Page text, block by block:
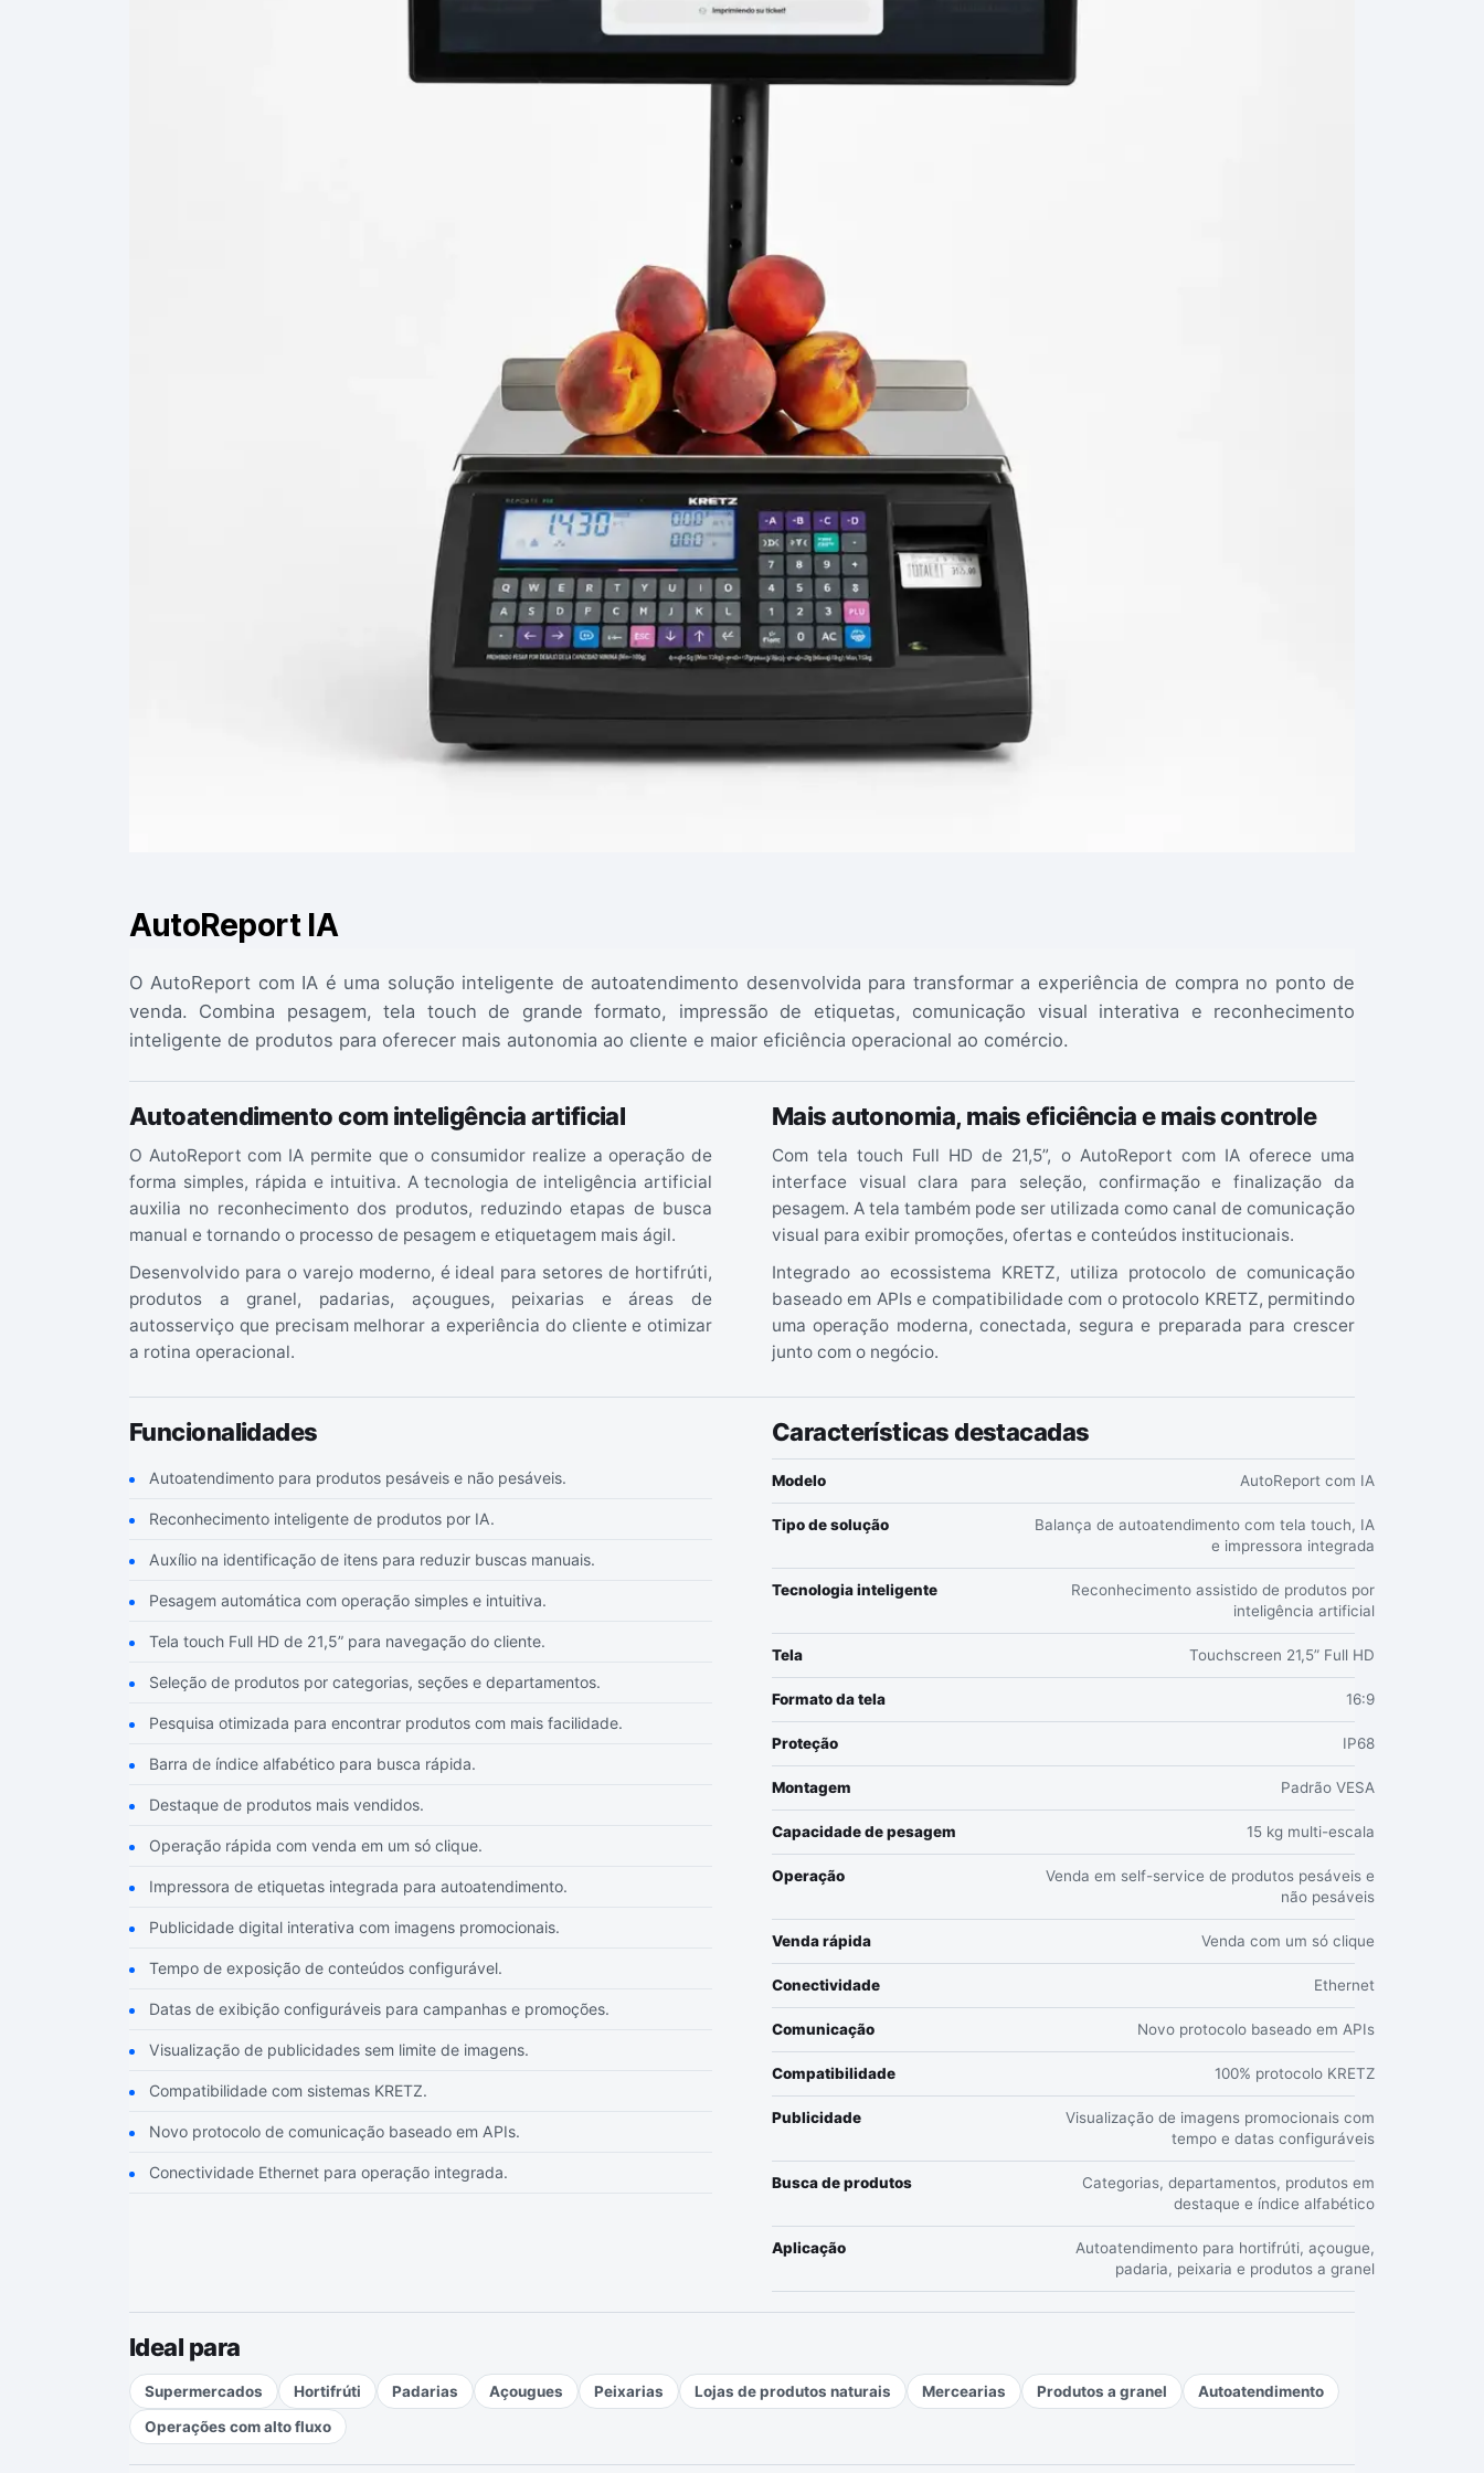
AutoReport IA
O AutoReport com IA é uma solução inteligente de autoatendimento desenvolvida para transformar a experiência de compra no ponto de
venda. Combina pesagem, tela touch de grande formato, impressão de etiquetas, comunicação visual interativa e reconhecimento
inteligente de produtos para oferecer mais autonomia ao cliente e maior eficiência operacional ao comércio.
Autoatendimento com inteligência artificial
O AutoReport com IA permite que o consumidor realize a operação de
forma simples, rápida e intuitiva. A tecnologia de inteligência artificial
auxilia no reconhecimento dos produtos, reduzindo etapas de busca
manual e tornando o processo de pesagem e etiquetagem mais ágil.
Desenvolvido para o varejo moderno, é ideal para setores de hortifrúti,
produtos a granel, padarias, açougues, peixarias e áreas de
autosserviço que precisam melhorar a experiência do cliente e otimizar
a rotina operacional.
Mais autonomia, mais eficiência e mais controle
Com tela touch Full HD de 21,5”, o AutoReport com IA oferece uma
interface visual clara para seleção, confirmação e finalização da
pesagem. A tela também pode ser utilizada como canal de comunicação
visual para exibir promoções, ofertas e conteúdos institucionais.
Integrado ao ecossistema KRETZ, utiliza protocolo de comunicação
baseado em APIs e compatibilidade com o protocolo KRETZ, permitindo
uma operação moderna, conectada, segura e preparada para crescer
junto com o negócio.
Funcionalidades
Autoatendimento para produtos pesáveis e não pesáveis.
Reconhecimento inteligente de produtos por IA.
Auxílio na identificação de itens para reduzir buscas manuais.
Pesagem automática com operação simples e intuitiva.
Tela touch Full HD de 21,5” para navegação do cliente.
Seleção de produtos por categorias, seções e departamentos.
Pesquisa otimizada para encontrar produtos com mais facilidade.
Barra de índice alfabético para busca rápida.
Destaque de produtos mais vendidos.
Operação rápida com venda em um só clique.
Impressora de etiquetas integrada para autoatendimento.
Publicidade digital interativa com imagens promocionais.
Tempo de exposição de conteúdos configurável.
Datas de exibição configuráveis para campanhas e promoções.
Visualização de publicidades sem limite de imagens.
Compatibilidade com sistemas KRETZ.
Novo protocolo de comunicação baseado em APIs.
Conectividade Ethernet para operação integrada.
Características destacadas
Modelo AutoReport com IA
Tipo de solução
Balança de autoatendimento com tela touch, IA
e impressora integrada
Tecnologia inteligente
Reconhecimento assistido de produtos por
inteligência artificial
Tela Touchscreen 21,5” Full HD
Formato da tela 16:9
Proteção IP68
Montagem Padrão VESA
Capacidade de pesagem 15 kg multi-escala
Operação
Venda em self-service de produtos pesáveis e
não pesáveis
Venda rápida Venda com um só clique
Conectividade Ethernet
Comunicação Novo protocolo baseado em APIs
Compatibilidade 100% protocolo KRETZ
Publicidade
Visualização de imagens promocionais com
tempo e datas configuráveis
Busca de produtos
Categorias, departamentos, produtos em
destaque e índice alfabético
Aplicação
Autoatendimento para hortifrúti, açougue,
padaria, peixaria e produtos a granel
Ideal para
Supermercados Hortifrúti Padarias Açougues Peixarias Lojas de produtos naturais Mercearias Produtos a granel
Autoatendimento
Operações com alto fluxo